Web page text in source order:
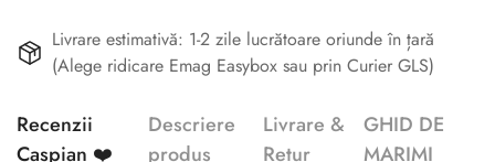
Livrare estimativă: 1-2 zile lucrătoare oriunde în țară
(Alege ridicare Emag Easybox sau prin Curier GLS)
Recenzii
Caspian ❤️
Descriere
produs
Livrare &
Retur
GHID DE
MARIMI